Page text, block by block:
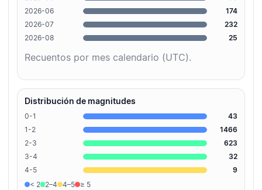
2026-06
174
2026-07
232
2026-08
25
Recuentos por mes calendario (UTC).
Distribución de magnitudes
0-1
43
1-2
1466
2-3
623
3-4
32
4-5
9
< 2
2–4 4–5 ≥ 5